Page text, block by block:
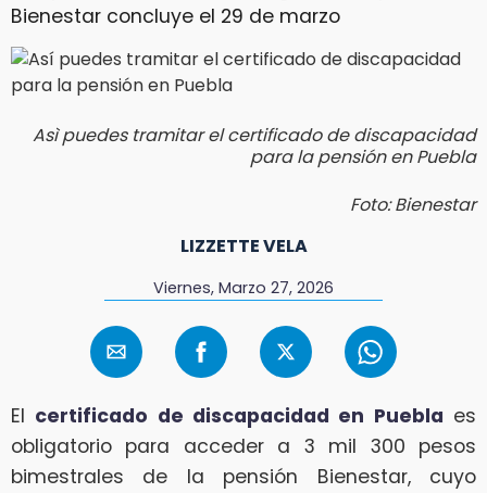
Bienestar concluye el 29 de marzo
Asì puedes tramitar el certificado de discapacidad
para la pensión en Puebla
Foto: Bienestar
LIZZETTE VELA
Viernes, Marzo 27, 2026
El certificado de discapacidad en Puebla es
obligatorio para acceder a 3 mil 300 pesos
bimestrales de la pensión Bienestar, cuyo